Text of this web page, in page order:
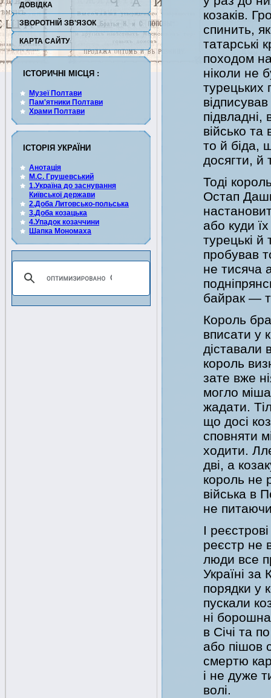
ДОВІДКА
ЗВОРОТНІЙ ЗВ'ЯЗОК
КАРТА САЙТУ
ІСТОРИЧНІ МІСЦЯ :
Музеї Полтави
Пам'ятники Полтави
Храми Полтави
ІСТОРІЯ УКРАЇНИ
Анотація
М.С. Грушевський
1.Україна до заснування
Київської держави
2.Доба Литовсько-польська
3.Доба козацька
4.Упадок козаччини
Шапка Мономаха
козаків.
спинить,
татарські
походом
ніколи не
турецьких
військо
то й біда,
досягти, й
Тоді
Остап
або куди
турецькі й
пробував
не тисяча
байрак —
Король
вписати у
діставали
король
зате вже
могло
жадати.
що досі
сповняти
ходити.
дві, а
король не
війська в
не
І
реєстр не
люди все
Україні за
порядки у
пускали
ні
в Січі та
або пішов
смертю
і не дуже
волі.